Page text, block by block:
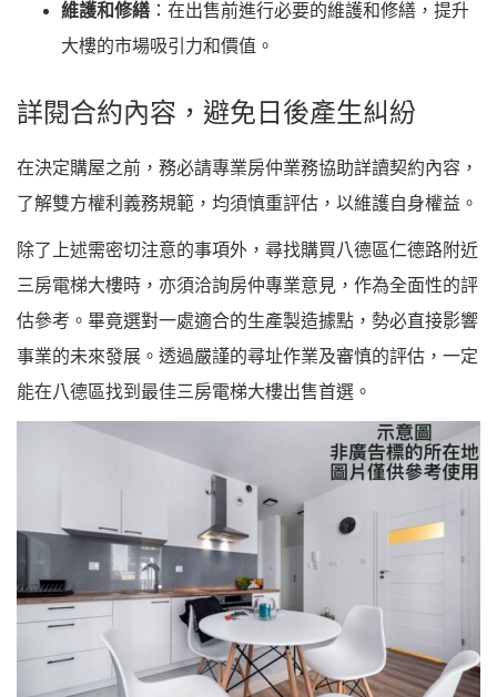
維護和修繕 ：在出售前進行必要的維護和修繕，提升
大樓的市場吸引力和價值。
詳閱合約內容，避免日後產生糾紛
在決定購屋之前，務必請專業房仲業務協助詳讀契約內容，
了解雙方權利義務規範，均須慎重評估，以維護自身權益。
除了上述需密切注意的事項外，尋找購買八德區仁德路附近
三房電梯大樓時，亦須洽詢房仲專業意見，作為全面性的評
估參考。畢竟選對一處適合的生產製造據點，勢必直接影響
事業的未來發展。透過嚴謹的尋址作業及審慎的評估，一定
能在八德區找到最佳三房電梯大樓出售首選。